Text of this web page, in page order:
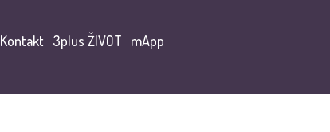
Kontakt 3plus ŽIVOT mApp